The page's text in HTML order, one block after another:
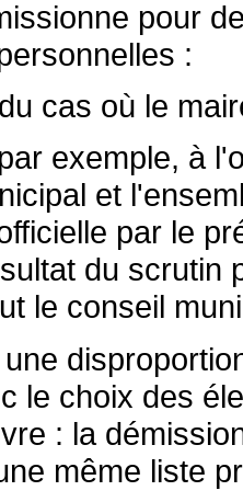
pour
:
cas où le
exemple, à
et
par le
du scrutin
le conseil
le choix des
: la
même liste